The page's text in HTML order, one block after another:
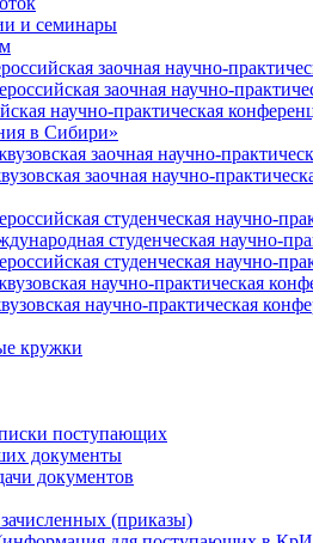
и семинары
заочная научно-
заочная научно-
научно-практическая
в Сибири»
заочная научно-
заочная научно-
студенческая научно-
студенческая научно-
студенческая научно-
научно-практическая
научно-практическая
кружки
поступающих
документы
документов
(приказы)